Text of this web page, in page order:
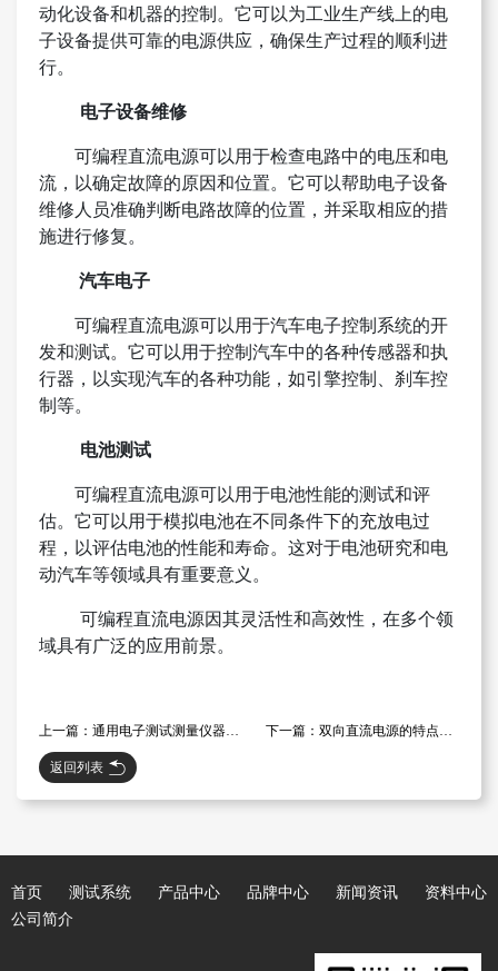
动化设备和机器的控制。它可以为工业生产线上的电
子设备提供可靠的电源供应，确保生产过程的顺利进
行。
电子设备维修
可编程直流电源可以用于检查电路中的电压和电
流，以确定故障的原因和位置。它可以帮助电子设备
维修人员准确判断电路故障的位置，并采取相应的措
施进行修复。
汽车电子
可编程直流电源可以用于汽车电子控制系统的开
发和测试。它可以用于控制汽车中的各种传感器和执
行器，以实现汽车的各种功能，如引擎控制、刹车控
制等。
电池测试
可编程直流电源可以用于电池性能的测试和评
估。它可以用于模拟电池在不同条件下的充放电过
程，以评估电池的性能和寿命。这对于电池研究和电
动汽车等领域具有重要意义。
可编程直流电源因其灵活性和高效性，在多个领
域具有广泛的应用前景。
上一篇：通用电子测试测量仪器领域的企业——鼎阳科技介绍 下一篇：双向直流电源的特点及发展趋势
返回列表
首页 测试系统 产品中心 品牌中心 新闻资讯
资料中心
公司简介